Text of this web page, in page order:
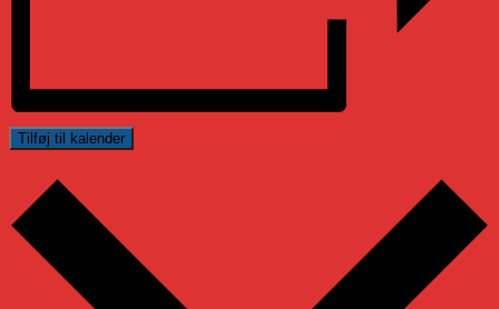
Tilføj til kalender